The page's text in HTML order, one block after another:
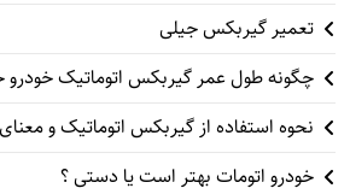
تعمیر گیربکس جیلی
چگونه طول عمر گیربکس اتوماتیک خودرو
نحوه استفاده از گیربکس اتوماتیک و
خودرو اتومات بهتر است یا دستی ؟